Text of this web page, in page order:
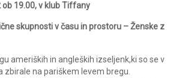
19.00, v klub Tiffany
skupnosti v času in prostoru – Ženske z
ameriških in angleških izseljenk,ki so se v
zbirale na pariškem levem bregu.